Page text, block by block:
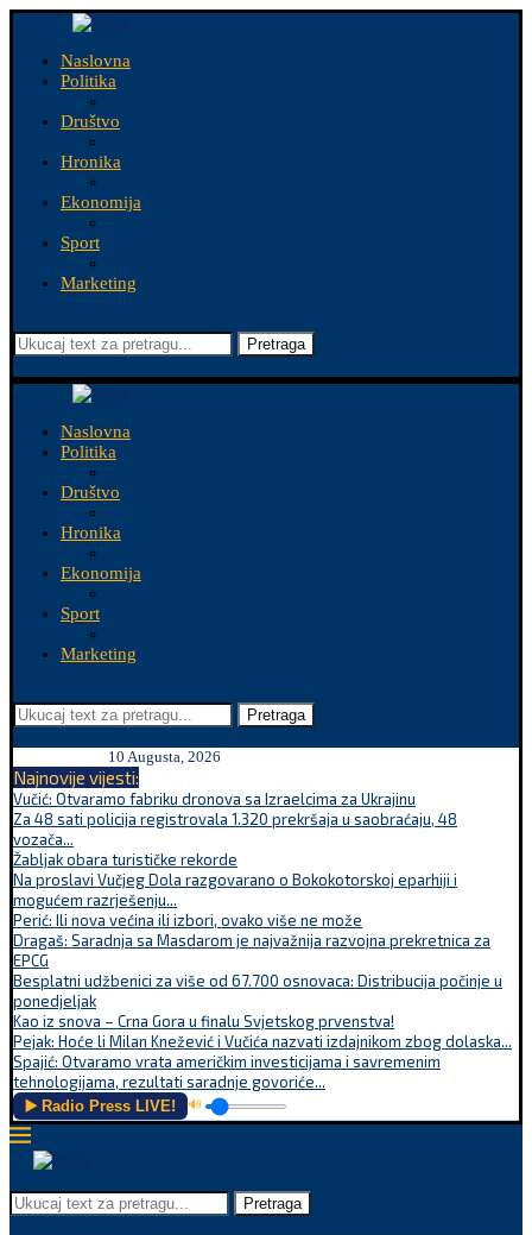
Naslovna
Politika
Društvo
Hronika
Ekonomija
Sport
Marketing
Pretraga
Naslovna
Politika
Društvo
Hronika
Ekonomija
Sport
Marketing
Pretraga
10 Augusta, 2026
Najnovije vijesti:
Vučić: Otvaramo fabriku dronova sa Izraelcima za Ukrajinu
Za 48 sati policija registrovala 1.320 prekršaja u saobraćaju, 48
vozača...
Žabljak obara turističke rekorde
Na proslavi Vučjeg Dola razgovarano o Bokokotorskoj eparhiji i
mogućem razrješenju...
Perić: Ili nova većina ili izbori, ovako više ne može
Dragaš: Saradnja sa Masdarom je najvažnija razvojna prekretnica za
EPCG
Besplatni udžbenici za više od 67.700 osnovaca: Distribucija počinje u
ponedjeljak
Kao iz snova – Crna Gora u finalu Svjetskog prvenstva!
Pejak: Hoće li Milan Knežević i Vučića nazvati izdajnikom zbog dolaska...
Spajić: Otvaramo vrata američkim investicijama i savremenim
tehnologijama, rezultati saradnje govoriće...
▶️ Radio Press LIVE! 🔊
Pretraga